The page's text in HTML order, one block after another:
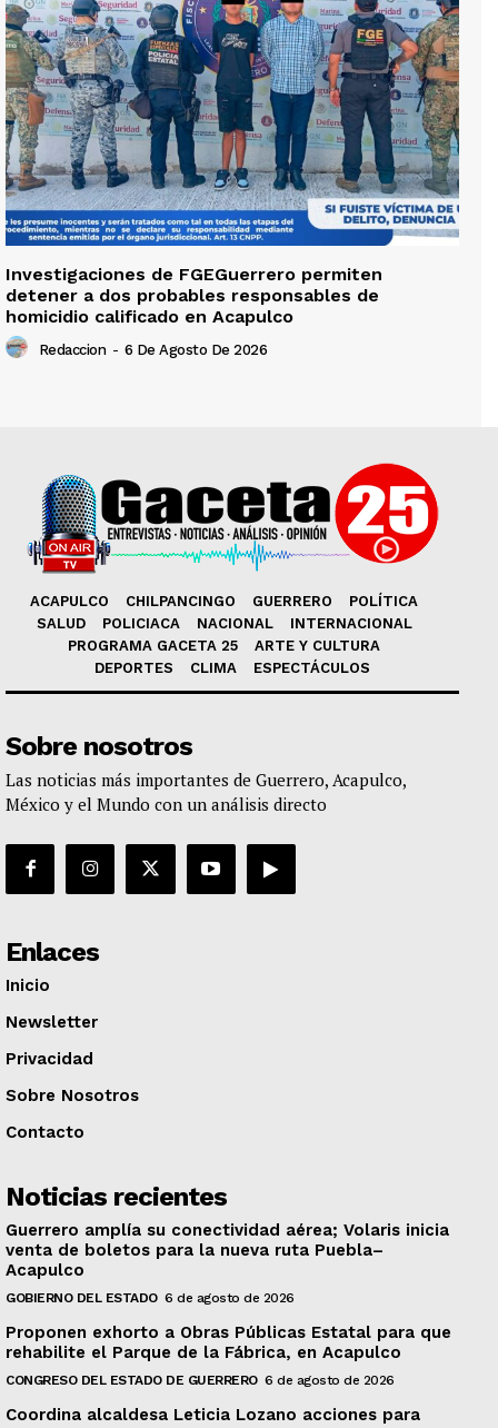
Investigaciones de FGEGuerrero permiten
detener a dos probables responsables de
homicidio calificado en Acapulco
Redaccion - 6 De Agosto De 2026
ACAPULCO CHILPANCINGO GUERRERO
POLÍTICA
SALUD
POLICIACA NACIONAL
INTERNACIONAL
PROGRAMA GACETA 25
ARTE Y CULTURA
DEPORTES
CLIMA ESPECTÁCULOS
Sobre nosotros
Las noticias más importantes de Guerrero, Acapulco,
México y el Mundo con un análisis directo
Enlaces
Inicio
Newsletter
Privacidad
Sobre Nosotros
Contacto
Noticias recientes
Guerrero amplía su conectividad aérea; Volaris inicia
venta de boletos para la nueva ruta Puebla–
Acapulco
GOBIERNO DEL ESTADO 6 de agosto de 2026
Proponen exhorto a Obras Públicas Estatal para que
rehabilite el Parque de la Fábrica, en Acapulco
CONGRESO DEL ESTADO DE GUERRERO 6 de agosto de 2026
Coordina alcaldesa Leticia Lozano acciones para